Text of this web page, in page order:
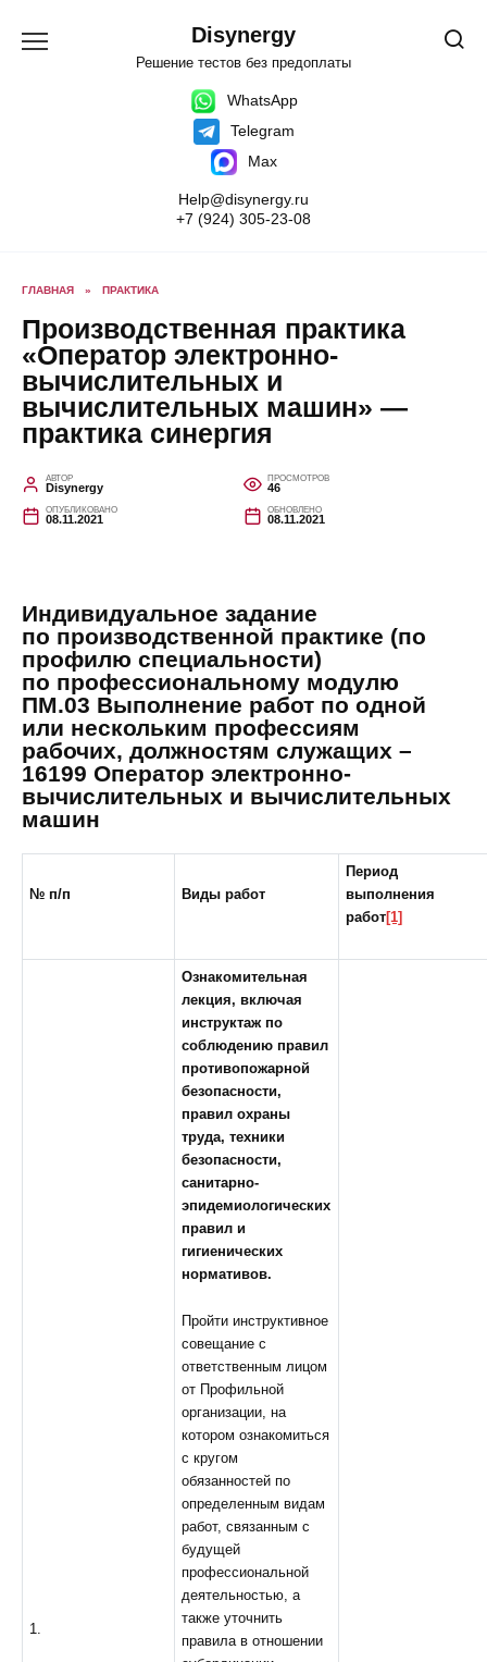
содержанию
Disynergy
Решение тестов без предоплаты
WhatsApp
Telegram
Max
Help@disynergy.ru
+7 (924) 305-23-08
ГЛАВНАЯ » ПРАКТИКА
Производственная практика
«Оператор электронно-
вычислительных и
вычислительных машин» —
практика синергия
АВТОР
Disynergy
ПРОСМОТРОВ
46
ОПУБЛИКОВАНО
08.11.2021
ОБНОВЛЕНО
08.11.2021
Индивидуальное задание
по производственной практике (по
профилю специальности)
по профессиональному модулю
ПМ.03 Выполнение работ по одной
или нескольким профессиям
рабочих, должностям служащих –
16199 Оператор электронно-
вычислительных и вычислительных
машин
№ п/п Виды работ
Период
выполнения
работ[1]
1.
Ознакомительная
лекция, включая
инструктаж по
соблюдению правил
противопожарной
безопасности,
правил охраны
труда, техники
безопасности,
санитарно-
эпидемиологических
правил и
гигиенических
нормативов.
Пройти инструктивное
совещание с
ответственным лицом
от Профильной
организации, на
котором ознакомиться
с кругом
обязанностей по
определенным видам
работ, связанным с
будущей
профессиональной
деятельностью, а
также уточнить
правила в отношении